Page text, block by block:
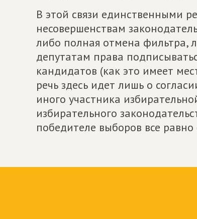
В этой связи единственными
несовершенствам
либо полная отмена фильтра,
депутатам права
кандидатов (как это имеет
речь здесь идет лишь о
иного участника
избирательного
победителе выборов все равно